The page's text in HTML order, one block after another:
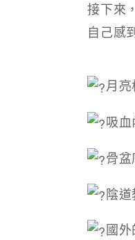
接下來
自己感
月
吸
骨
陰
國